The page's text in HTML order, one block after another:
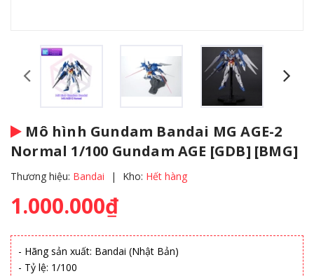
Mô hình Gundam Bandai MG AGE-2
Normal 1/100 Gundam AGE [GDB] [BMG]
Thương hiệu: Bandai | Kho: Hết hàng
1.000.000₫
- Hãng sản xuất: Bandai (Nhật Bản)
- Tỷ lệ: 1/100